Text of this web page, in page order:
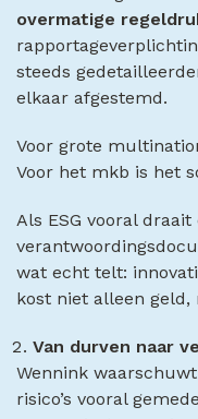
overmatige
steeds
elkaar afgestemd.
Voor grote
Voor het mkb is het
Als ESG vooral
wat echt telt:
kost niet alleen
Van durven naar
Wennink
risico’s vooral